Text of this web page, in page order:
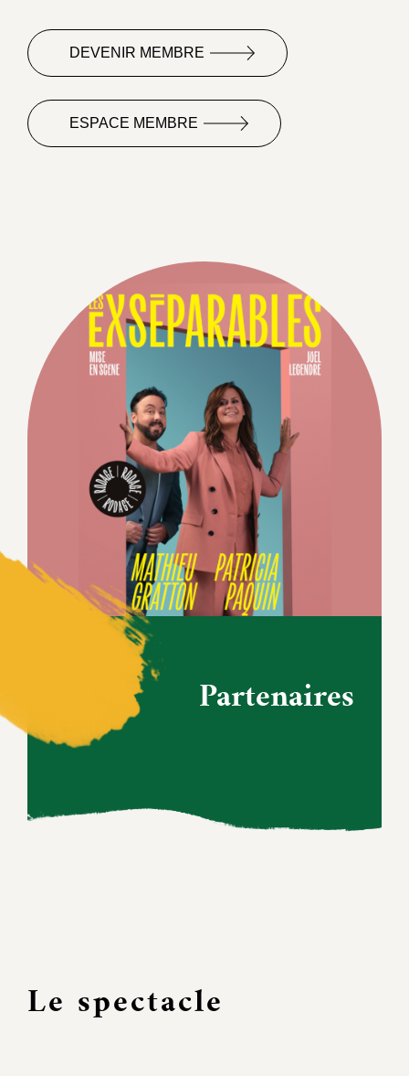
DEVENIR MEMBRE
ESPACE MEMBRE
Partenaires
Le spectacle